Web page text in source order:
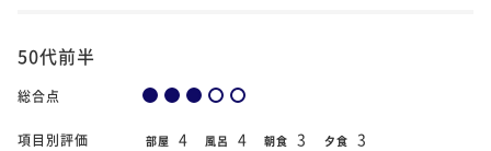
50代前半
総合点
項目別評価 部屋 4 風呂 4 朝食 3 夕食 3